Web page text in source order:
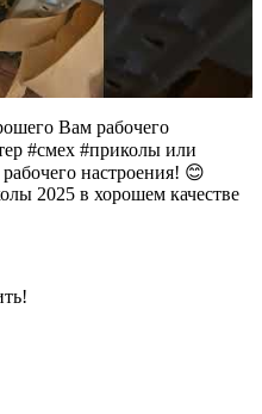
Вам рабочего
#смех #приколы или
настроения! 😊
2025 в хорошем качестве